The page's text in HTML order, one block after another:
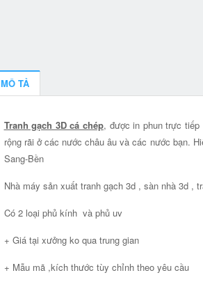
MÔ TẢ
Tranh gạch 3D cá chép, được in phun trực tiếp
rộng rãi ở các nước châu âu và các nước bạn.
Sang-Bền
Nhà máy sản xuất tranh gạch 3d , sàn nhà 3d ,
Có 2 loại phủ kính và phủ uv
+ Giá tại xưởng ko qua trung gian
+ Mẫu mã ,kích thước tùy chỉnh theo yêu cầu